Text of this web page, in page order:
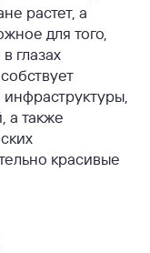
растет, а
для того,
глазах
а также
красивые